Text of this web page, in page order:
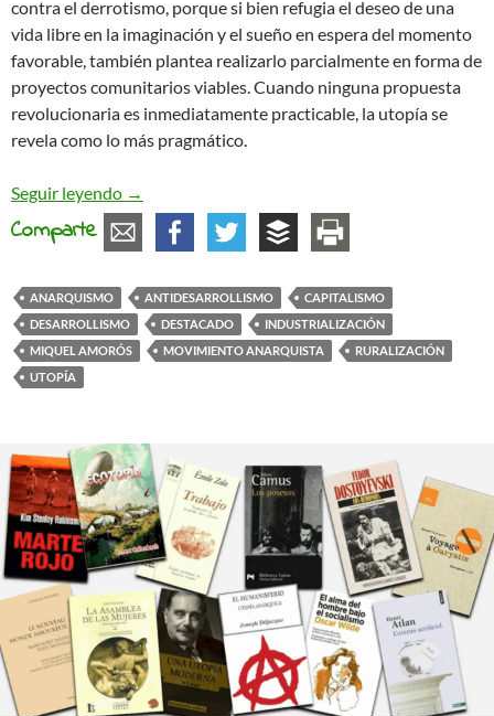
contra el derrotismo, porque si bien refugia el deseo de una
vida libre en la imaginación y el sueño en espera del momento
favorable, también plantea realizarlo parcialmente en forma de
proyectos comunitarios viables. Cuando ninguna propuesta
revolucionaria es inmediatamente practicable, la utopía se
revela como lo más pragmático.
Seguir leyendo El anarquismo práctico y la utopía concreta
→
Comparte
ANARQUISMO ANTIDESARROLLISMO
CAPITALISMO
DESARROLLISMO
DESTACADO
INDUSTRIALIZACIÓN
MIQUEL AMORÓS
MOVIMIENTO ANARQUISTA
RURALIZACIÓN
UTOPÍA